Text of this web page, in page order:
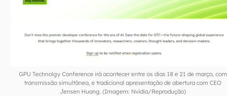
GPU Technolgy Conference irá acontecer entre os dias 18 e 21 de março, com
transmissão simultânea, e tradicional apresentação de abertura com CEO
Jensen Huang. (Imagem: Nvidia/Reprodução)